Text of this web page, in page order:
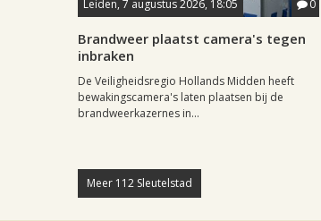
Leiden, 7 augustus 2026, 18:05 0
Brandweer plaatst camera's tegen
inbraken
De Veiligheidsregio Hollands Midden heeft
bewakingscamera's laten plaatsen bij de
brandweerkazernes in...
Meer 112 Sleutelstad